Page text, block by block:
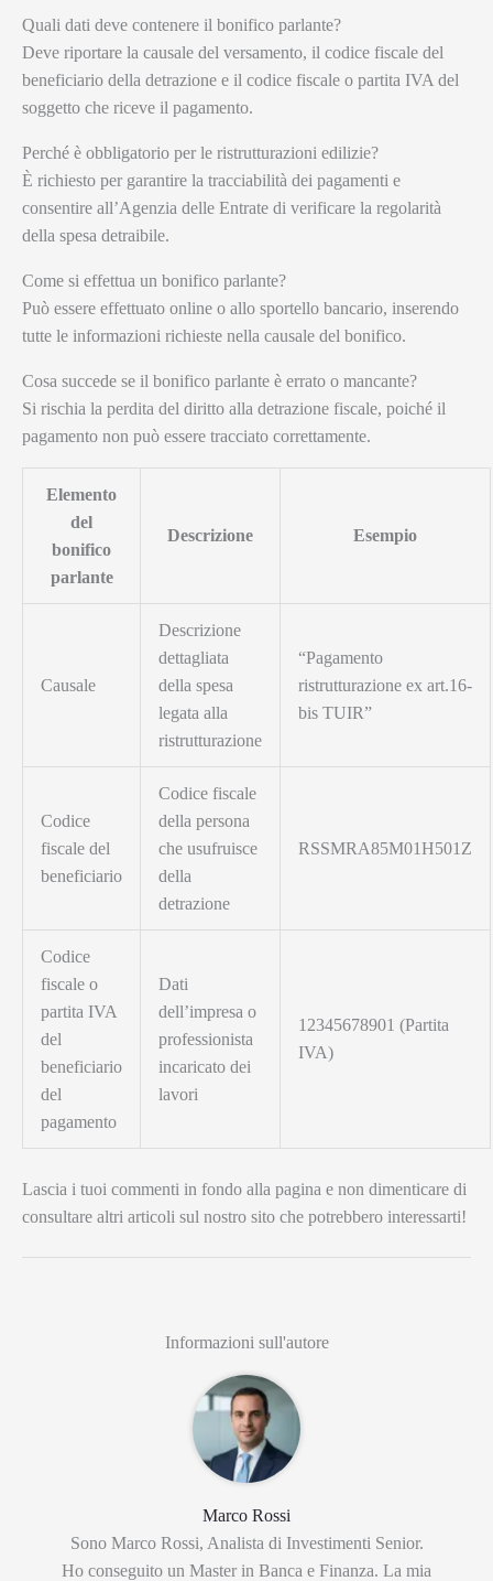
Quali dati deve contenere il bonifico parlante?
Deve riportare la causale del versamento, il codice fiscale del
beneficiario della detrazione e il codice fiscale o partita IVA del
soggetto che riceve il pagamento.
Perché è obbligatorio per le ristrutturazioni edilizie?
È richiesto per garantire la tracciabilità dei pagamenti e
consentire all’Agenzia delle Entrate di verificare la regolarità
della spesa detraibile.
Come si effettua un bonifico parlante?
Può essere effettuato online o allo sportello bancario, inserendo
tutte le informazioni richieste nella causale del bonifico.
Cosa succede se il bonifico parlante è errato o mancante?
Si rischia la perdita del diritto alla detrazione fiscale, poiché il
pagamento non può essere tracciato correttamente.
Elemento
del
bonifico
parlante
Descrizione Esempio
Causale
Descrizione
dettagliata
della spesa
legata alla
ristrutturazione
“Pagamento
ristrutturazione ex art.16-
bis TUIR”
Codice
fiscale del
beneficiario
Codice fiscale
della persona
che usufruisce
della
detrazione
RSSMRA85M01H501Z
Codice
fiscale o
partita IVA
del
beneficiario
del
pagamento
Dati
dell’impresa o
professionista
incaricato dei
lavori
12345678901 (Partita
IVA)
Lascia i tuoi commenti in fondo alla pagina e non dimenticare di
consultare altri articoli sul nostro sito che potrebbero interessarti!
Informazioni sull'autore
Marco Rossi
Sono Marco Rossi, Analista di Investimenti Senior.
Ho conseguito un Master in Banca e Finanza. La mia